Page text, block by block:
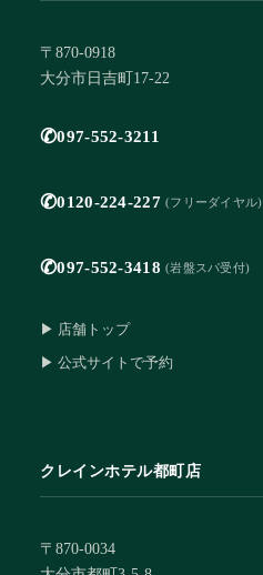
〒870-0918
大分市日吉町17-22
✆097-552-3211
✆0120-224-227 (フリーダイヤル)
✆097-552-3418 (岩盤スパ受付)
▶ 店舗トップ
▶ 公式サイトで予約
クレインホテル都町店
〒870-0034